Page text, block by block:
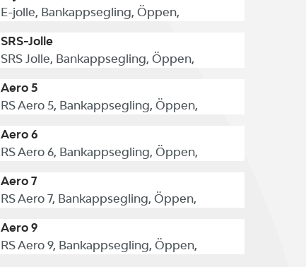
E-jolle, Bankappsegling, Öppen,
SRS-Jolle
SRS Jolle, Bankappsegling, Öppen,
Aero 5
RS Aero 5, Bankappsegling, Öppen,
Aero 6
RS Aero 6, Bankappsegling, Öppen,
Aero 7
RS Aero 7, Bankappsegling, Öppen,
Aero 9
RS Aero 9, Bankappsegling, Öppen,